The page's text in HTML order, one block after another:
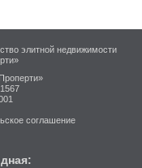
элитной недвижимости
соглашение